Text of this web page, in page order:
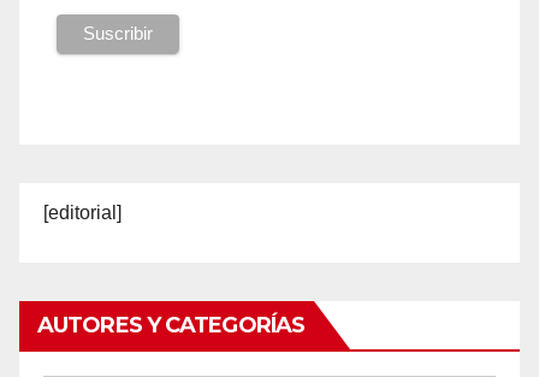
[editorial]
AUTORES Y CATEGORÍAS